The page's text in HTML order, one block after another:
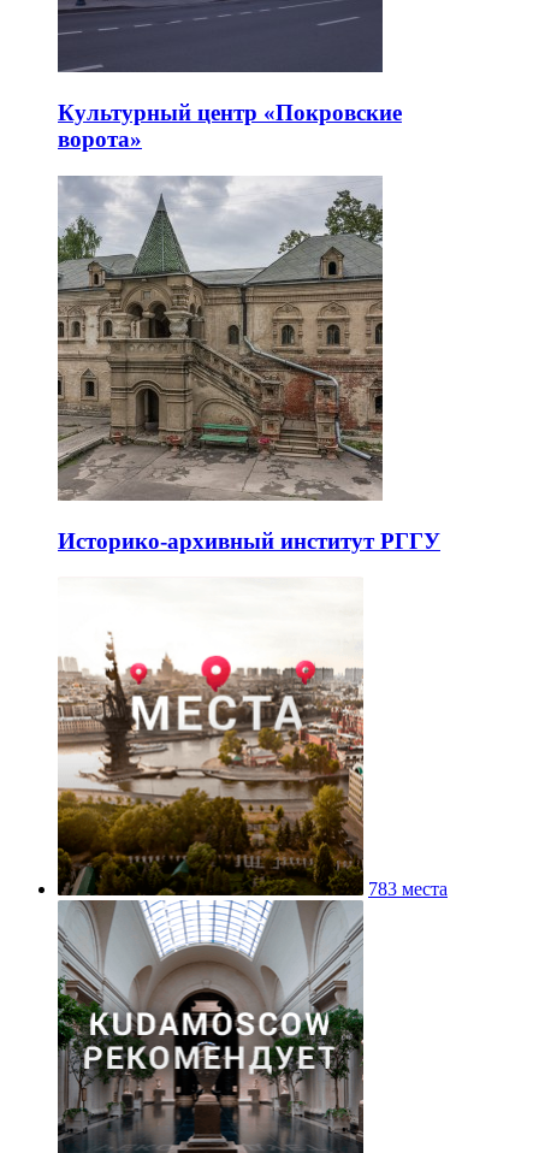
Культурный центр «Покровские
ворота»
Историко-архивный институт РГГУ
783 места